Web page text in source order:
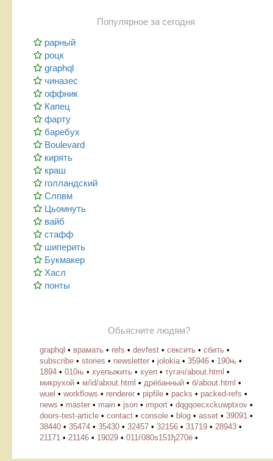
Популярное за сегодня
рарный
роцк
graphql
чиназес
оффник
Капец
фарту
баребух
Boulevard
кирять
краш
голландский
Слпвм
Цьомнуть
вайб
стафф
шиперить
Букмакер
Хасл
понты
Обьясните людям?
graphql • врамать • refs • devfest • сексить • сбить •
subscribe • stories • newsletter • jolokia• 35946 • 190њ •
1894 • 010њ • хуепыжить • хуеп • тугач/about.html •
микрухой • м/id/about.html • дрёбанный • б/about.html •
wuel • workflows • renderer • pipfile • packs • packed-refs •
news • master • main • json • import • dqgqoecxckuwptxov •
doors-test-article • contact • console • blog • asset • 39091 •
38440 • 35474 • 35430 • 32457 • 32156 • 31719 • 28943 •
21171 • 21146 • 19029 • 011ѓ080ѕ151ђ270ё •